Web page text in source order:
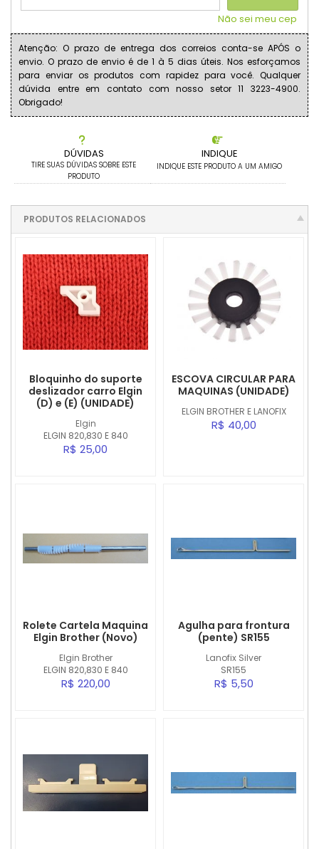
DÚVIDAS
TIRE SUAS DÚVIDAS SOBRE ESTE
PRODUTO
INDIQUE
INDIQUE ESTE PRODUTO A UM AMIGO
Não sei meu cep
Atenção: O prazo de entrega dos correios conta-se APÓS o
envio. O prazo de envio é de 1 à 5 dias úteis. Nos esforçamos
para enviar os produtos com rapidez para você. Qualquer
dúvida entre em contato com nosso setor 11 3223-4900.
Obrigado!
PRODUTOS RELACIONADOS
Elgin
ELGIN 820,830 E 840
Bloquinho do suporte
deslizador carro Elgin
(D) e (E) (UNIDADE)
R$ 25,00
ELGIN BROTHER E LANOFIX
ESCOVA CIRCULAR PARA
MAQUINAS (UNIDADE)
R$ 40,00
Elgin Brother
ELGIN 820,830 E 840
Rolete Cartela Maquina
Elgin Brother (Novo)
R$ 220,00
Lanofix Silver
SR155
Agulha para frontura
(pente) SR155
R$ 5,50